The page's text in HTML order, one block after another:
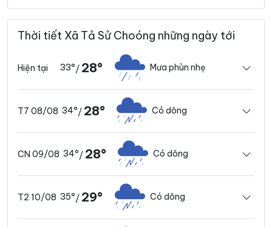
Thời tiết Xã Tả Sử Choóng những ngày tới
Hiện tại 33°/ 28° Mưa phùn nhẹ
T7 08/08 34°/ 28° Có dông
CN 09/08 34°/ 28° Có dông
T2 10/08 35°/ 29° Có dông